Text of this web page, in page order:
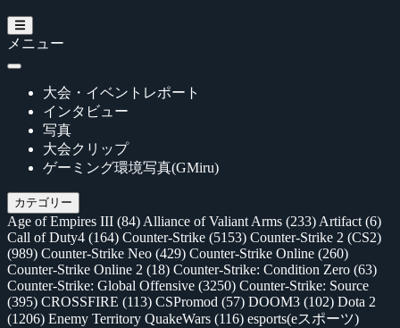
メニュー
大会・イベントレポート
インタビュー
写真
大会クリップ
ゲーミング環境写真(GMiru)
カテゴリー
Age of Empires III (84) Alliance of Valiant Arms (233) Artifact (6)
Call of Duty4 (164) Counter-Strike (5153) Counter-Strike 2 (CS2)
(989) Counter-Strike Neo (429) Counter-Strike Online (260)
Counter-Strike Online 2 (18) Counter-Strike: Condition Zero (63)
Counter-Strike: Global Offensive (3250) Counter-Strike: Source
(395) CROSSFIRE (113) CSPromod (57) DOOM3 (102) Dota 2
(1206) Enemy Territory QuakeWars (116) esports(eスポーツ)